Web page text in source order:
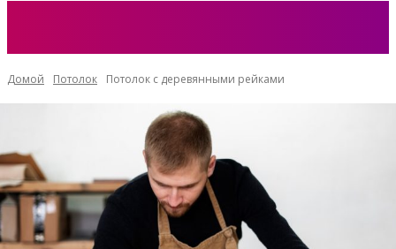
Домой Потолок Потолок с деревянными рейками